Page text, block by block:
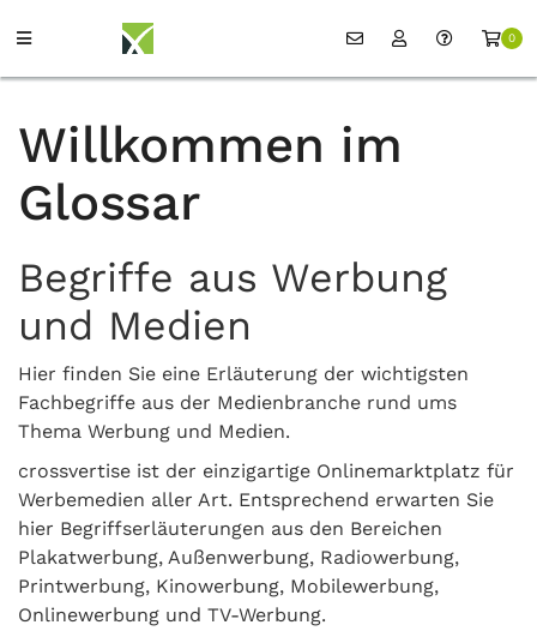
0
Willkommen im
Glossar
Begriffe aus Werbung
und Medien
Hier finden Sie eine Erläuterung der wichtigsten
Fachbegriffe aus der Medienbranche rund ums
Thema Werbung und Medien.
crossvertise ist der einzigartige Onlinemarktplatz für
Werbemedien aller Art. Entsprechend erwarten Sie
hier Begriffserläuterungen aus den Bereichen
Plakatwerbung, Außenwerbung, Radiowerbung,
Printwerbung, Kinowerbung, Mobilewerbung,
Onlinewerbung und TV-Werbung.